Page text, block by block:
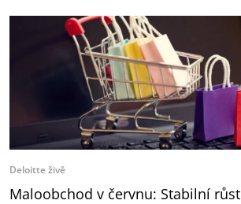
Deloitte živě
Maloobchod v červnu: Stabilní růst